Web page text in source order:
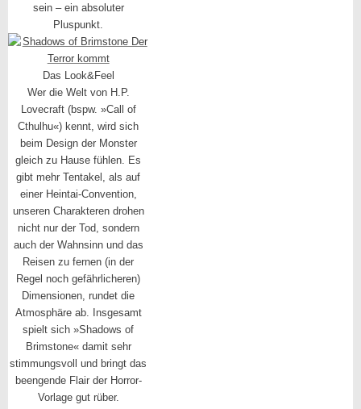
sein – ein absoluter
Pluspunkt.
Das Look&Feel
Wer die Welt von H.P.
Lovecraft (bspw. »Call of
Cthulhu«) kennt, wird sich
beim Design der Monster
gleich zu Hause fühlen. Es
gibt mehr Tentakel, als auf
einer Heintai-Convention,
unseren Charakteren drohen
nicht nur der Tod, sondern
auch der Wahnsinn und das
Reisen zu fernen (in der
Regel noch gefährlicheren)
Dimensionen, rundet die
Atmosphäre ab. Insgesamt
spielt sich »Shadows of
Brimstone« damit sehr
stimmungsvoll und bringt das
beengende Flair der Horror-
Vorlage gut rüber.